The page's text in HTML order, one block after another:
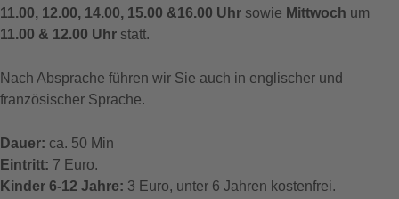
11.00, 12.00, 14.00, 15.00 &16.00 Uhr sowie Mittwoch um
11.00 & 12.00 Uhr statt.
Nach Absprache führen wir Sie auch in englischer und
französischer Sprache.
Dauer: ca. 50 Min
Eintritt: 7 Euro.
Kinder 6-12 Jahre: 3 Euro, unter 6 Jahren kostenfrei.